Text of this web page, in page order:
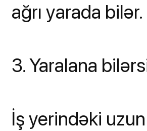
ağrı yarada bilər.
3. Yaralana
İş yerindəki uzun